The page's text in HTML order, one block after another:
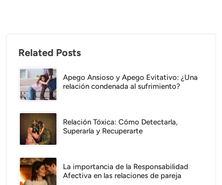
Related Posts
Apego Ansioso y Apego Evitativo: ¿Una
relación condenada al sufrimiento?
Relación Tóxica: Cómo Detectarla,
Superarla y Recuperarte
La importancia de la Responsabilidad
Afectiva en las relaciones de pareja